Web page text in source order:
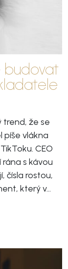
budovat
trend, že se
vlákna
CEO
rána s kávou
čísla rostou,
který v…